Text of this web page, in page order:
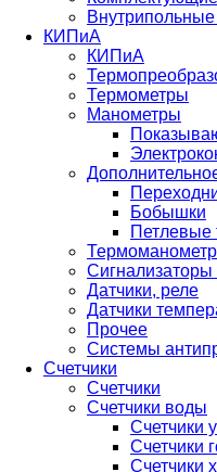
КИПиА
КИПиА
Термометры
Манометры
Бобышки
Петлевые
Сигнализаторы
Датчики, реле
Датчики
Прочее
Системы
Счетчики
Счетчики
Счетчики воды
Счетчики
Счетчики
Счетчики